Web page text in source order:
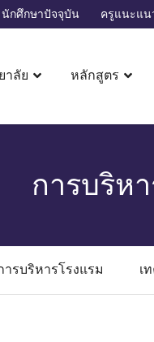
นักศึกษาปัจจุบัน ครูแนะแน
าลัย หลักสูตร
การบริห
ารบริหารโรงแรม เ